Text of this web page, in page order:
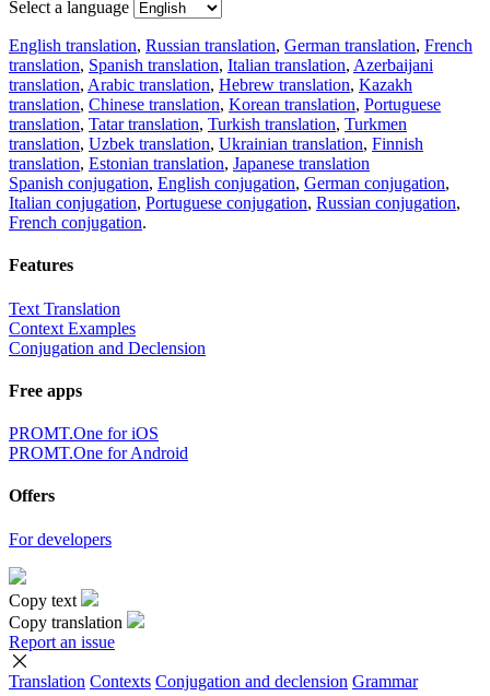
Select a language
English translation, Russian translation, German translation, French
translation, Spanish translation, Italian translation, Azerbaijani
translation, Arabic translation, Hebrew translation, Kazakh
translation, Chinese translation, Korean translation, Portuguese
translation, Tatar translation, Turkish translation, Turkmen
translation, Uzbek translation, Ukrainian translation, Finnish
translation, Estonian translation, Japanese translation
Spanish conjugation, English conjugation, German conjugation,
Italian conjugation, Portuguese conjugation, Russian conjugation,
French conjugation.
Features
Text Translation
Context Examples
Conjugation and Declension
Free apps
PROMT.One for iOS
PROMT.One for Android
Offers
For developers
Copy text
Copy translation
Report an issue
Translation Contexts Conjugation and declension Grammar